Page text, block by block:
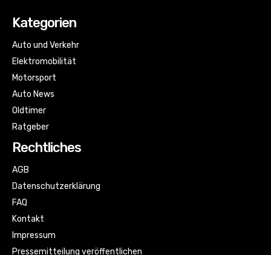
Kategorien
Auto und Verkehr
Elektromobilität
Motorsport
Auto News
Oldtimer
Ratgeber
Rechtliches
AGB
Datenschutzerklärung
FAQ
Kontakt
Impressum
Pressemitteilung veröffentlichen